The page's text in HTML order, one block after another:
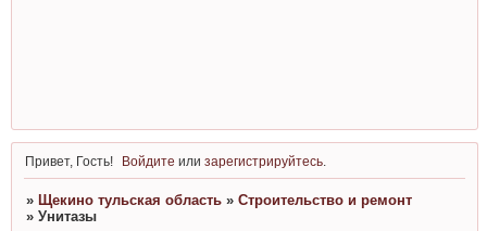
Привет, Гость! Войдите илизарегистрируйтесь
» Щекино тульская область » Строительство и ремонт
» Унитазы